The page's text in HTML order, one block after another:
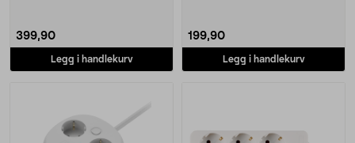
399,90
Legg i handlekurv
199,90
Legg i handlekurv